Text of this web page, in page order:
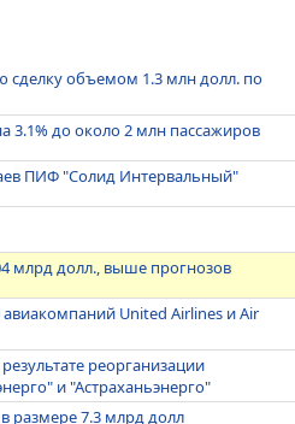
сделку объемом 1.3 млн долл. по
3.1% до около 2 млн пассажиров
ПИФ "Солид Интервальный"
млрд долл., выше прогнозов
United Airlines и Air
реорганизации
и "Астраханьэнерго"
размере 7.3 млрд долл